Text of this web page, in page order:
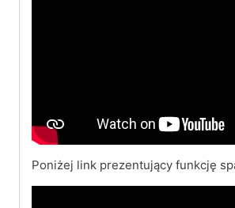
Poniżej link prezentujący funkcję